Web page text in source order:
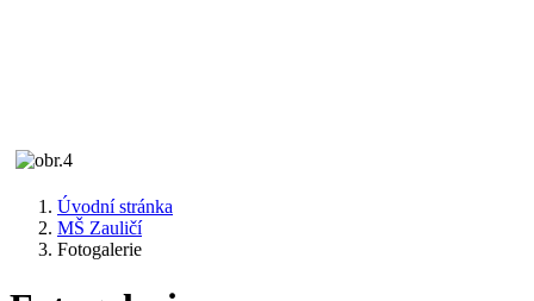
Úvodní stránka
MŠ Zauličí
Fotogalerie